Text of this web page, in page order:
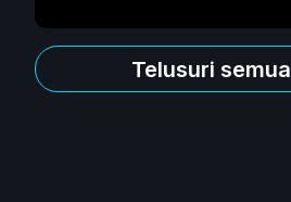
Telusuri